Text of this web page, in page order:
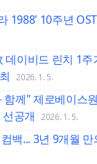
1988' 10주년
이비드 린치 1주
2026. 1. 5.
께" 제로베이스
공개 2026. 1. 5.
백... 3년 9개월 만